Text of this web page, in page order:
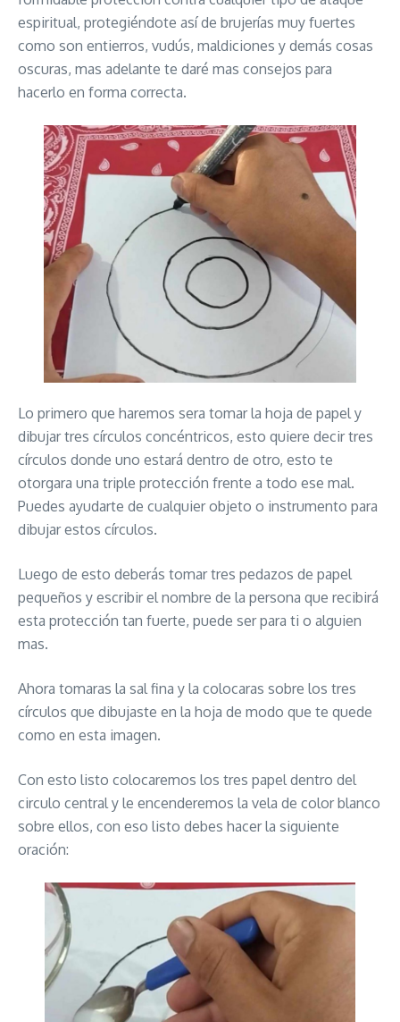
espiritual, protegiéndote así de brujerías muy fuertes
como son entierros, vudús, maldiciones y demás cosas
oscuras, mas adelante te daré mas consejos para
hacerlo en forma correcta.
Lo primero que haremos sera tomar la hoja de papel y
dibujar tres círculos concéntricos, esto quiere decir tres
círculos donde uno estará dentro de otro, esto te
otorgara una triple protección frente a todo ese mal.
Puedes ayudarte de cualquier objeto o instrumento para
dibujar estos círculos.
Luego de esto deberás tomar tres pedazos de papel
pequeños y escribir el nombre de la persona que recibirá
esta protección tan fuerte, puede ser para ti o alguien
mas.
Ahora tomaras la sal fina y la colocaras sobre los tres
círculos que dibujaste en la hoja de modo que te quede
como en esta imagen.
Con esto listo colocaremos los tres papel dentro del
circulo central y le encenderemos la vela de color blanco
sobre ellos, con eso listo debes hacer la siguiente
oración: